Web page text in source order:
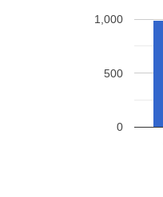
0
500
1,000